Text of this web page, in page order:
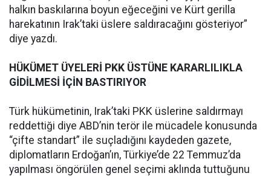
halkın baskılarına boyun eğeceğini ve Kürt gerilla
harekatının Irak’taki üslere saldıracağını gösteriyor”
diye yazdı.
HÜKÜMET ÜYELERİ PKK ÜSTÜNE KARARLILIKLA
GİDİLMESİ İÇİN BASTIRIYOR
Türk hükümetinin, Irak’taki PKK üslerine saldırmayı
reddettiği diye ABD’nin terör ile mücadele konusunda
“çifte standart” ile suçladığını kaydeden gazete,
diplomatların Erdoğan’ın, Türkiye’de 22 Temmuz’da
yapılması öngörülen genel seçimi aklında tuttuğunu